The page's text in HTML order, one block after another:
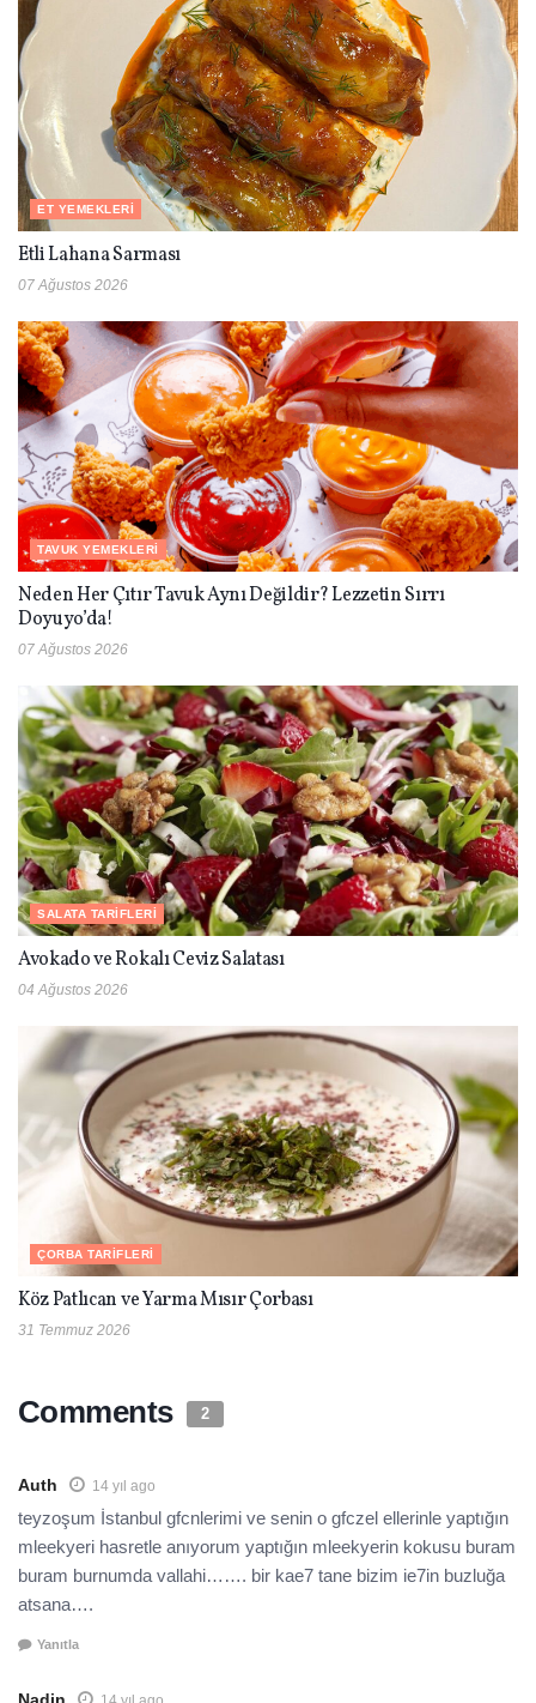
ET YEMEKLERI
Etli Lahana Sarması
07 Ağustos 2026
TAVUK YEMEKLERI
Neden Her Çıtır Tavuk Aynı Değildir? Lezzetin Sırrı
Doyuyo’da!
07 Ağustos 2026
SALATA TARIFLERI
Avokado ve Rokalı Ceviz Salatası
04 Ağustos 2026
ÇORBA TARIFLERI
Köz Patlıcan ve Yarma Mısır Çorbası
31 Temmuz 2026
Comments 2
Auth 14 yıl ago
teyzoşum İstanbul gfcnlerimi ve senin o gfczel ellerinle yaptığın
mleekyeri hasretle anıyorum yaptığın mleekyerin kokusu buram
buram burnumda vallahi……. bir kae7 tane bizim ie7in buzluğa
atsana….
Yanıtla
Nadin